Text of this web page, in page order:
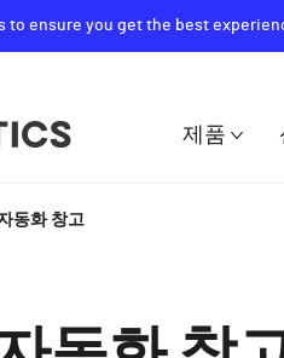
to ensure you get the best
제품
동화 창고